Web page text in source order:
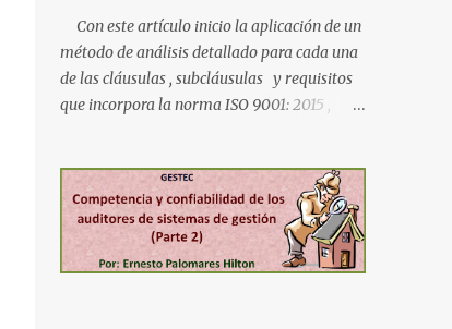
Con este artículo inicio la aplicación de un
método de análisis detallado para cada una
de las cláusulas , subcláusulas y requisitos
que incorpora la norma ISO 9001: 2015 ,
primeros requisitos establecidos en esta
cláusula 4 de la mencionada norma . En
artículos anteriores he analizado el
contexto de la norma ISO 9001: 2015 , desde